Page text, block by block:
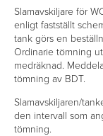
Slamavskiljare för
enligt fastställt
tank görs en
Ordinarie tömning
medräknad.
tömning av BDT.
Slamavskiljaren/
den intervall som
tömning.